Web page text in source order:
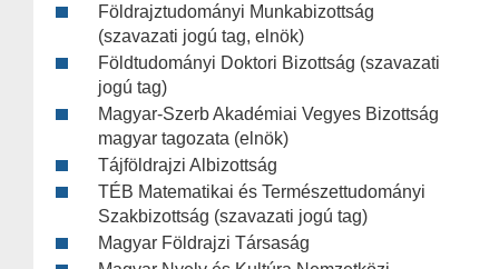
Földrajztudományi Munkabizottság
(szavazati jogú tag, elnök)
Földtudományi Doktori Bizottság (szavazati
jogú tag)
Magyar-Szerb Akadémiai Vegyes Bizottság
magyar tagozata (elnök)
Tájföldrajzi Albizottság
TÉB Matematikai és Természettudományi
Szakbizottság (szavazati jogú tag)
Magyar Földrajzi Társaság